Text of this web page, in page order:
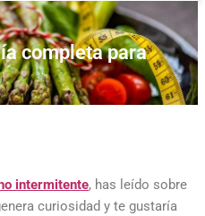
completa para
intermitente, has leído sobre
curiosidad y te gustaría